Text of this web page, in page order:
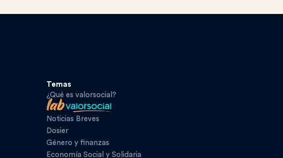
Temas
¿Qué es valorsocial?
Noticias Breves
Dosier
Género y finanzas
Economía Social y Solidaria